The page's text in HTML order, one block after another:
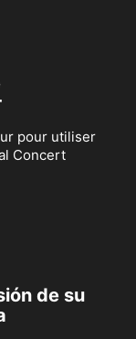
pour utiliser
Concert
de su